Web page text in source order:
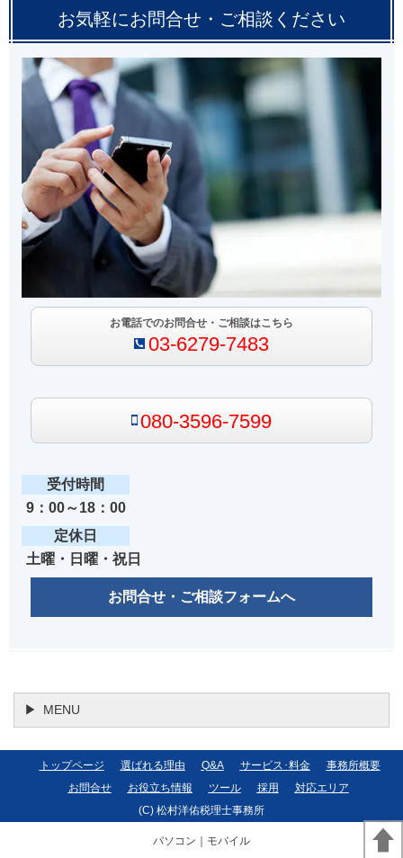
お気軽にお問合せ・ご相談ください
お電話でのお問合せ・ご相談はこちら
03-6279-7483
080-3596-7599
受付時間
9：00～18：00
定休日
土曜・日曜・祝日
お問合せ・ご相談フォームへ
MENU
(C) 松村洋佑税理士事務所
トップページ 選ばれる理由 Q&A サービス･料金
事務所概要
お問合せ
お役立ち情報 ツール 採用 対応エリア
パソコン ｜モバイル